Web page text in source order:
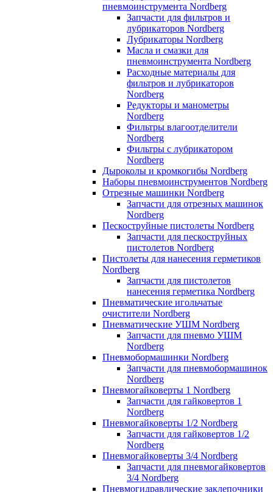
пневмоинструмента Nordberg
Запчасти для фильтров и
лубрикаторов Nordberg
Лубрикаторы Nordberg
Масла и смазки для
пневмоинструмента Nordberg
Расходные материалы для
фильтров и лубрикаторов
Nordberg
Редукторы и манометры
Nordberg
Фильтры влагоотделители
Nordberg
Фильтры с лубрикатором
Nordberg
Дыроколы и кромкогибы Nordberg
Наборы пневмоинструментов Nordberg
Отрезные машинки Nordberg
Запчасти для отрезных машинок
Nordberg
Пескоструйные пистолеты Nordberg
Запчасти для пескоструйных
пистолетов Nordberg
Пистолеты для нанесения герметиков
Nordberg
Запчасти для пистолетов
нанесения герметика Nordberg
Пневматические игольчатые
очистители Nordberg
Пневматические УШМ Nordberg
Запчасти для пневмо УШМ
Nordberg
Пневмобормашинки Nordberg
Запчасти для пневмобормашинок
Nordberg
Пневмогайковерты 1 Nordberg
Запчасти для гайковертов 1
Nordberg
Пневмогайковерты 1/2 Nordberg
Запчасти для гайковертов 1/2
Nordberg
Пневмогайковерты 3/4 Nordberg
Запчасти для пневмогайковертов
3/4 Nordberg
Пневмогидравлические заклепочники